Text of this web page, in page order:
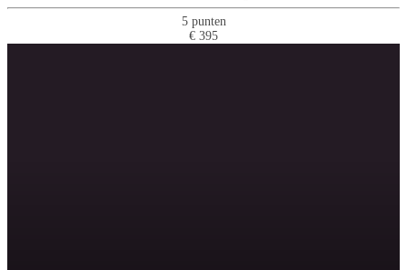
5 punten
€ 395